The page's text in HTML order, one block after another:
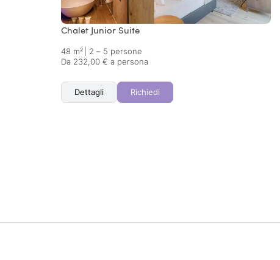
Chalet Junior Suite
48 m²
2 – 5 persone
Da 232,00 € a persona
Dettagli Richiedi